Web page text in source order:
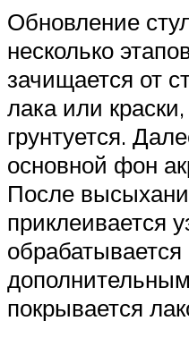
Обновление
несколько
зачищается от
лака или
грунтуется.
основной фон
После
приклеивается
обрабатывается
покрывается